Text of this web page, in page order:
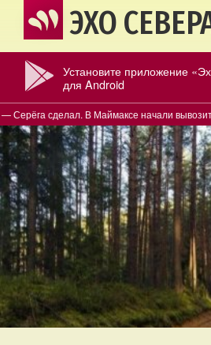
ЭХО
Установите приложение
для Android
В Маймаксе начали вывозить останки